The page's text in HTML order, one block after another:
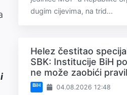
dugim cijevima, na trid...
Helez čestitao
SBK: Institucije BiH
ne može zaobići
BiH 04.08.2026 12:48